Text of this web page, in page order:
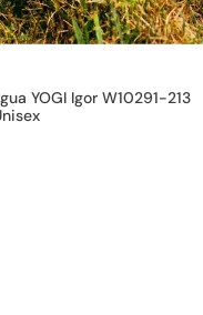
YOGI Igor W10291-213